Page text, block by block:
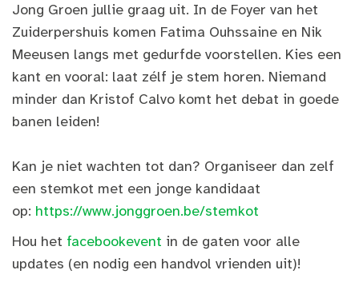
Jong Groen jullie graag uit. In de Foyer van het
Zuiderpershuis komen Fatima Ouhssaine en Nik
Meeusen langs met gedurfde voorstellen. Kies een
kant en vooral: laat zélf je stem horen. Niemand
minder dan Kristof Calvo komt het debat in goede
banen leiden!
Kan je niet wachten tot dan? Organiseer dan zelf
een stemkot met een jonge kandidaat
op: https://www.jonggroen.be/stemkot
Hou het facebookevent in de gaten voor alle
updates (en nodig een handvol vrienden uit)!